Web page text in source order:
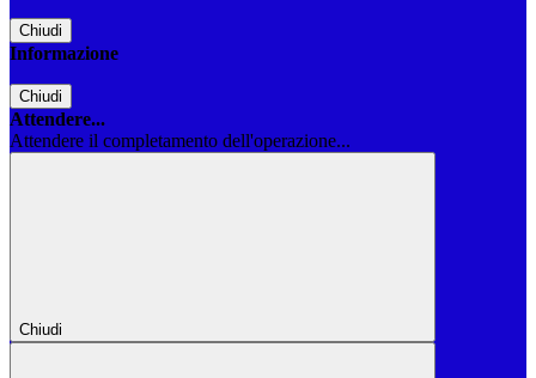
Chiudi
Informazione
Chiudi
Attendere...
Attendere il completamento dell'operazione...
Chiudi